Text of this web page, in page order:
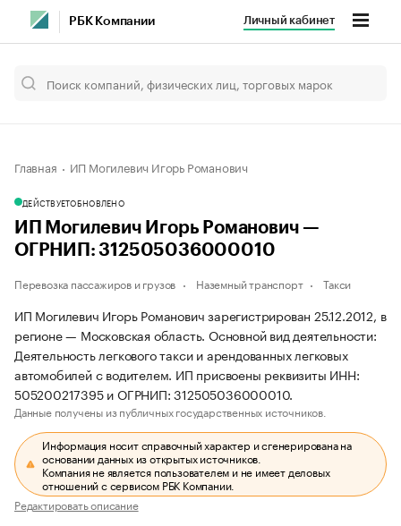
РБК Компании Личный кабинет
Главная ИП Могилевич Игорь Романович
ДЕЙСТВУЕТОБНОВЛЕНО
ИП Могилевич Игорь Романович —
ОГРНИП: 312505036000010
Перевозка пассажиров и грузов Наземный транспорт Такси
ИП Могилевич Игорь Романович зарегистрирован 25.12.2012, в
регионе — Московская область. Основной вид деятельности:
Деятельность легкового такси и арендованных легковых
автомобилей с водителем. ИП присвоены реквизиты ИНН:
505200217395 и ОГРНИП: 312505036000010.
Данные получены из публичных государственных источников.
Информация носит справочный характер и сгенерирована на
основании данных из открытых источников.
Компания не является пользователем и не имеет деловых
отношений с сервисом РБК Компании.
Редактировать описание